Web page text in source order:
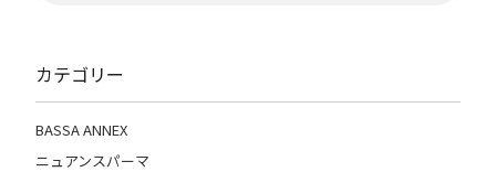
カテゴリー
BASSA ANNEX
ニュアンスパーマ